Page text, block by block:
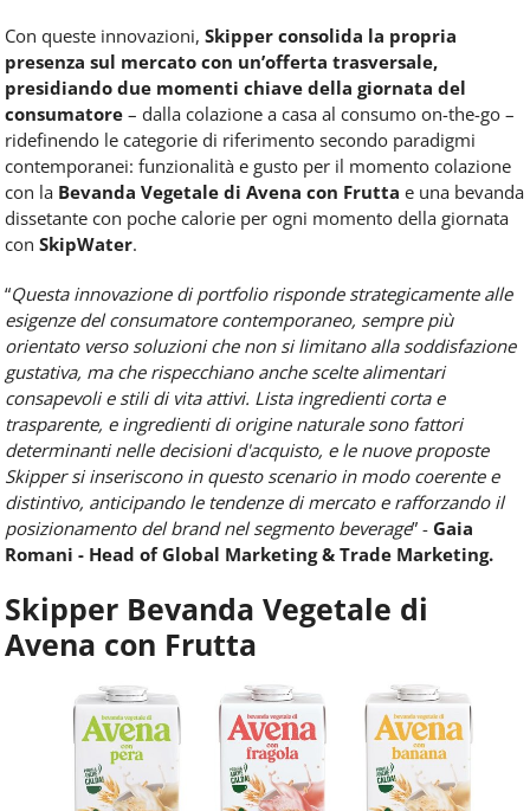
Con queste innovazioni, Skipper consolida la propria
presenza sul mercato con un’offerta trasversale,
presidiando due momenti chiave della giornata del
consumatore – dalla colazione a casa al consumo on-the-go –
ridefinendo le categorie di riferimento secondo paradigmi
contemporanei: funzionalità e gusto per il momento colazione
con la Bevanda Vegetale di Avena con Frutta e una bevanda
dissetante con poche calorie per ogni momento della giornata
con SkipWater.
“Questa innovazione di portfolio risponde strategicamente alle
esigenze del consumatore contemporaneo, sempre più
orientato verso soluzioni che non si limitano alla soddisfazione
gustativa, ma che rispecchiano anche scelte alimentari
consapevoli e stili di vita attivi. Lista ingredienti corta e
trasparente, e ingredienti di origine naturale sono fattori
determinanti nelle decisioni d'acquisto, e le nuove proposte
Skipper si inseriscono in questo scenario in modo coerente e
distintivo, anticipando le tendenze di mercato e rafforzando il
posizionamento del brand nel segmento beverage” - Gaia
Romani - Head of Global Marketing & Trade Marketing.
Skipper Bevanda Vegetale di
Avena con Frutta